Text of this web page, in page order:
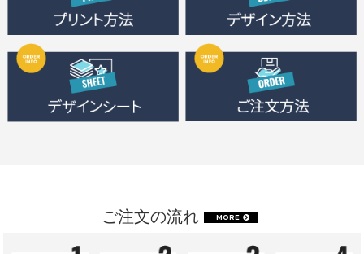
ご注文の流れ MORE